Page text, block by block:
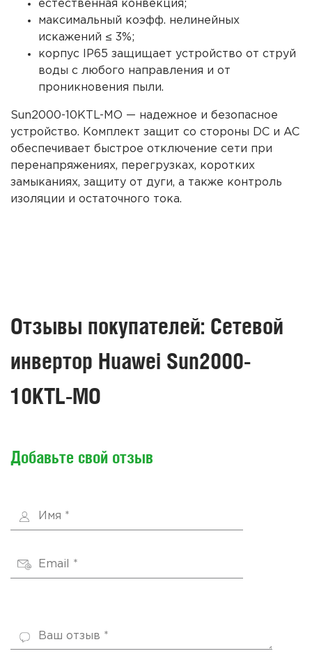
естественная конвекция;
максимальный коэфф. нелинейных
искажений ≤ 3%;
корпус IP65 защищает устройство от струй
воды с любого направления и от
проникновения пыли.
Sun2000-10KTL-MO — надежное и безопасное
устройство. Комплект защит со стороны DC и AC
обеспечивает быстрое отключение сети при
перенапряжениях, перегрузках, коротких
замыканиях, защиту от дуги, а также контроль
изоляции и остаточного тока.
Отзывы покупателей: Сетевой
инвертор Huawei Sun2000-
10KTL-MO
Добавьте свой отзыв